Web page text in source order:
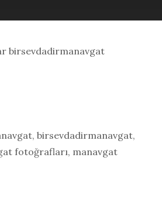
birsevdadirmanavgat
, birsevdadirmanavgat,
fotoğrafları, manavgat